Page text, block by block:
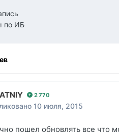
по ИБ
2 770
10 июля, 2015
пошел обновлять все что